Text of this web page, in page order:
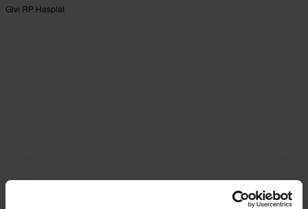
Givi RP Hasplåt